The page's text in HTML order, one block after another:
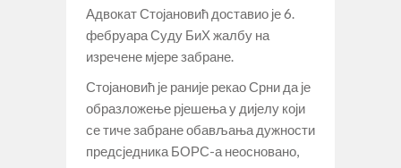
Адвокат Стојановић доставио је 6.
фебруара Суду БиХ жалбу на
изречене мјере забране.
Стојановић је раније рекао Срни да је
образложење рјешења у дијелу који
се тиче забране обављања дужности
предсједника БОРС-а неосновано,